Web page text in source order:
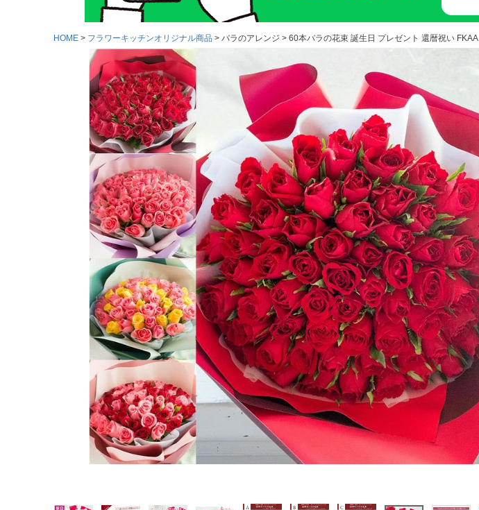
HOME フラワーキッチンオリジナル商品 バラのアレンジ 60本バラの花束 誕生日 プレゼント 還暦祝い FKAA